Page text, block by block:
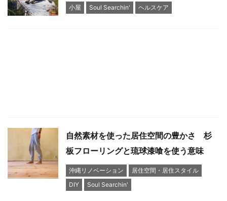
小屋 Soul Searchin' ヘルスケア
自然素材を使った居住空間の豊かさ 杉
板フローリングと琉球漆喰を使う意味
沖縄リノベーション
居住空間・居住スタイル
DIY
Soul Searchin'